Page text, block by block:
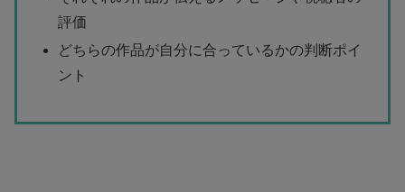
評価
どちらの作品が自分に合っているかの判断ポイ
ント